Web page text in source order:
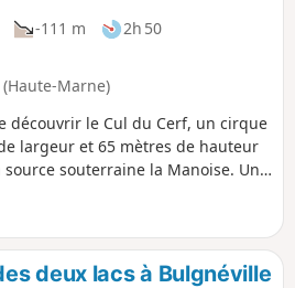
-111 m
2h 50
Marne)
découvrir le Cul du Cerf, un cirque
largeur et 65 mètres de hauteur
souterraine la Manoise. Un
qui jaillit de terre protégée par
assez technique avec
la nature du terrain.
deux lacs à Bulgnéville